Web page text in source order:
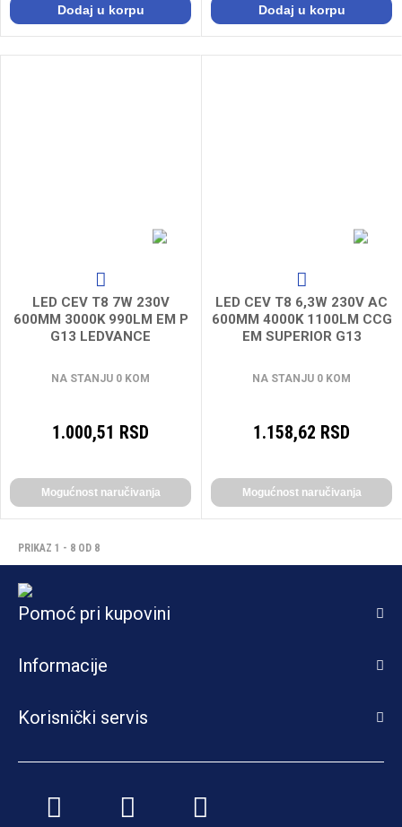
Dodaj u korpu Dodaj u korpu
LED CEV T8 7W 230V
600MM 3000K 990LM EM P
G13 LEDVANCE
NA STANJU 0 KOM
1.000,51 RSD
Mogućnost naručivanja
LED CEV T8 6,3W 230V AC
600MM 4000K 1100LM CCG
EM SUPERIOR G13
NA STANJU 0 KOM
1.158,62 RSD
Mogućnost naručivanja
PRIKAZ 1 - 8 OD 8
Pomoć pri kupovini
Informacije
Korisnički servis